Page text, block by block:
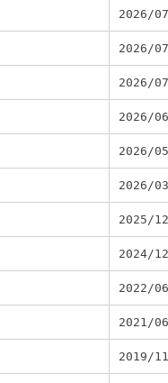
2026/
2026/
2026/
2026/
2026/
2026/
2025/
2024/
2022/
2021/
2019/